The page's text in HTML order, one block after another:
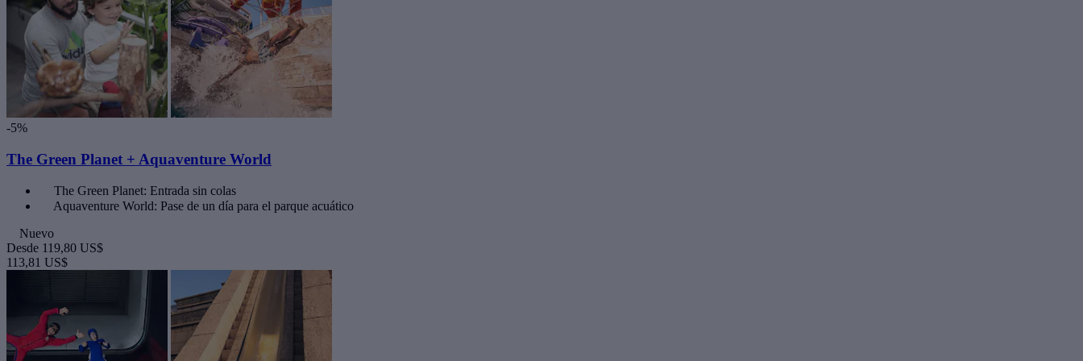
-5%
The Green Planet + Aquaventure World
The Green Planet: Entrada sin colas
Aquaventure World: Pase de un día para el parque acuático
Nuevo
Desde 119,80 US$
113,81 US$